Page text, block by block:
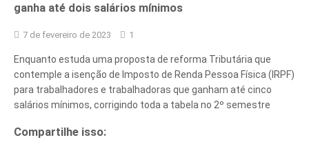
ganha até dois salários mínimos
7 de fevereiro de 2023 1
Enquanto estuda uma proposta de reforma Tributária que
contemple a isenção de Imposto de Renda Pessoa Física (IRPF)
para trabalhadores e trabalhadoras que ganham até cinco
salários mínimos, corrigindo toda a tabela no 2º semestre
Compartilhe isso: